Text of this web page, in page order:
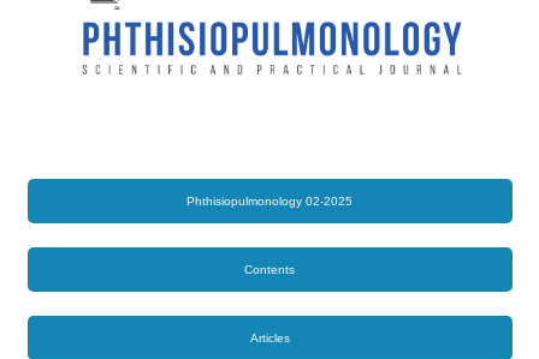
Phthisiopulmonology 02-2025
Contents
Articles